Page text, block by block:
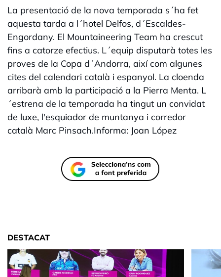
La presentació de la nova temporada s´ha fet
aquesta tarda a l´hotel Delfos, d´Escaldes-
Engordany. El Mountaineering Team ha crescut
fins a catorze efectius. L´equip disputarà totes les
proves de la Copa d´Andorra, així com algunes
cites del calendari català i espanyol. La cloenda
arribarà amb la participació a la Pierra Menta. L
´estrena de la temporada ha tingut un convidat
de luxe, l'esquiador de muntanya i corredor
català Marc Pinsach.Informa: Joan López
DESTACAT